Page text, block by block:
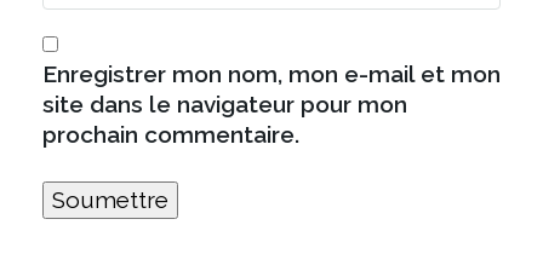
Enregistrer mon nom, mon e-mail et mon
site dans le navigateur pour mon
prochain commentaire.